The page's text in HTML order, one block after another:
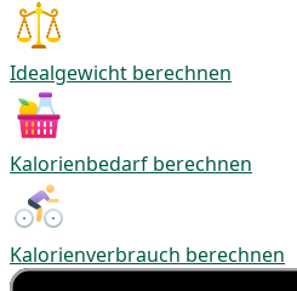
Idealgewicht berechnen
Kalorienbedarf berechnen
Kalorienverbrauch berechnen